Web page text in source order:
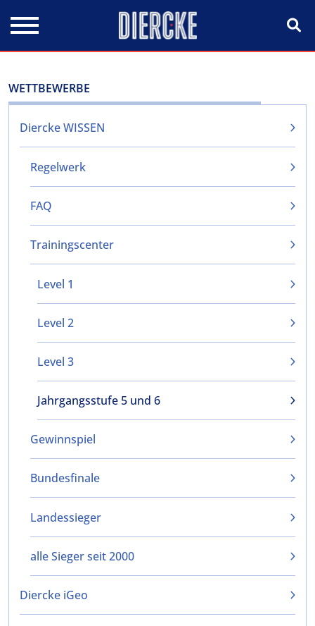
WETTBEWERBE
Diercke WISSEN
Regelwerk
FAQ
Trainingscenter
Level 1
Level 2
Level 3
Jahrgangsstufe 5 und 6
Gewinnspiel
Bundesfinale
Landessieger
alle Sieger seit 2000
Diercke iGeo